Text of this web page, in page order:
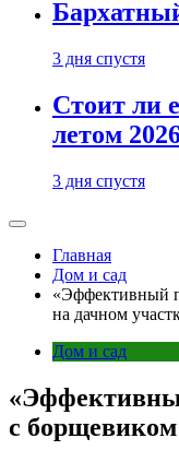
3 дня спустя
Стоит ли
летом
3 дня спустя
Главная
Дом и сад
«Эффективный
на дачном
Дом и сад
с